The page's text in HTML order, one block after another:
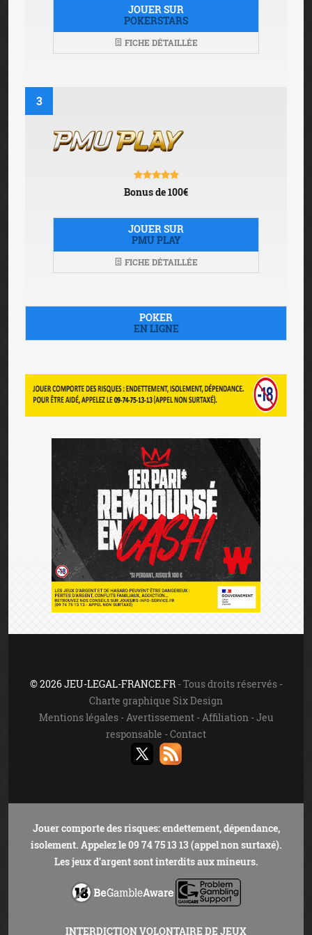
JOUER SUR
POKERSTARS
FICHE DÉTAILLÉE
3
Bonus de 100€
JOUER SUR
PMU PLAY
FICHE DÉTAILLÉE
POKER
EN LIGNE
© 2026 JEU-LEGAL-FRANCE.FR- Tous droits réservés -
Charte graphique Six Design
Mentions légales- Avertissement- Affiliation -Jeu
responsable -Contact
Jouer comporte des risques: endettement, dépendance,
isolement. Appelez le 09 74 75 13 13 (appel non surtaxé).
Les jeux d'argent sont interdits aux mineurs.
INTERDICTION VOLONTAIRE DE JEUX